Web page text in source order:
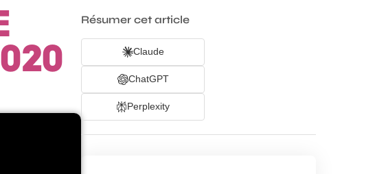
Résumer cet article
Claude
ChatGPT
Perplexity